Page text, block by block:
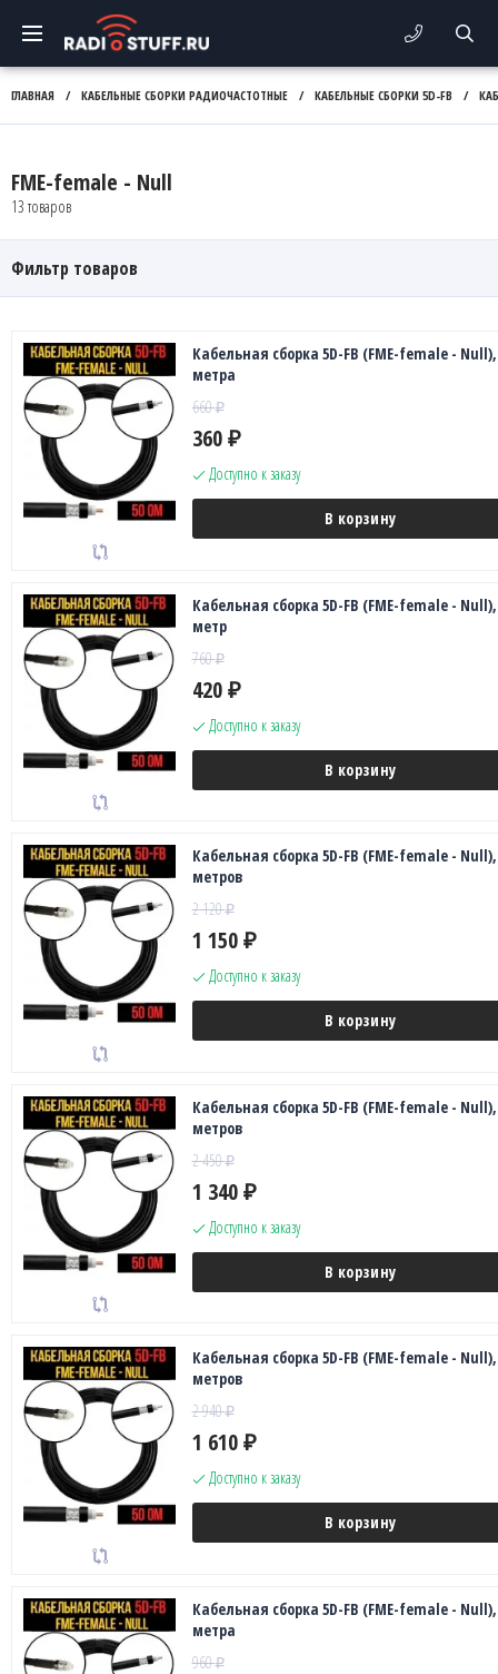
ГЛАВНАЯ / КАБЕЛЬНЫЕ СБОРКИ РАДИОЧАСТОТНЫЕ / КАБЕЛЬНЫЕ СБОРКИ 5D-FB /
FME-female - Null
13 товаров
Фильтр товаров
Кабельная сборка 5D-FB (FME-female - Null),
метра
660₽
360 ₽
Доступно к заказу
В корзину
Кабельная сборка 5D-FB (FME-female - Null),
метр
760₽
420 ₽
Доступно к заказу
В корзину
Кабельная сборка 5D-FB (FME-female - Null),
метров
2 120₽
1 150 ₽
Доступно к заказу
В корзину
Кабельная сборка 5D-FB (FME-female - Null),
метров
2 450₽
1 340 ₽
Доступно к заказу
В корзину
Кабельная сборка 5D-FB (FME-female - Null),
метров
2 940₽
1 610 ₽
Доступно к заказу
В корзину
Кабельная сборка 5D-FB (FME-female - Null),
метра
960₽